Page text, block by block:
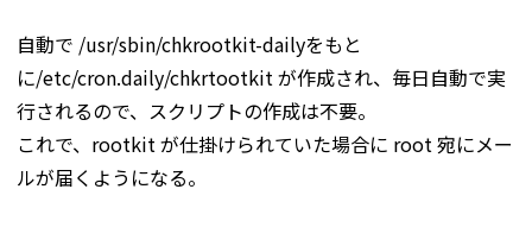
自動で /usr/sbin/chkrootkit-dailyをもと
に/etc/cron.daily/chkrtootkit が作成され、毎日自動で実
行されるので、スクリプトの作成は不要。
これで、rootkit が仕掛けられていた場合に root 宛にメー
ルが届くようになる。